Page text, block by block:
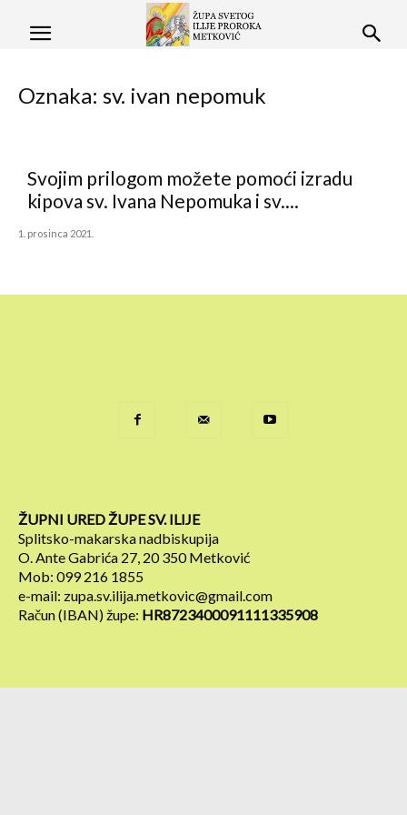
Oznaka: sv. ivan nepomuk
Svojim prilogom možete pomoći izradu
kipova sv. Ivana Nepomuka i sv....
1. prosinca 2021.
ŽUPNI URED ŽUPE SV. ILIJE
Splitsko-makarska nadbiskupija
O. Ante Gabrića 27, 20 350 Metković
Mob: 099 216 1855
e-mail: zupa.sv.ilija.metkovic@gmail.com
Račun (IBAN) župe: HR8723400091111335908